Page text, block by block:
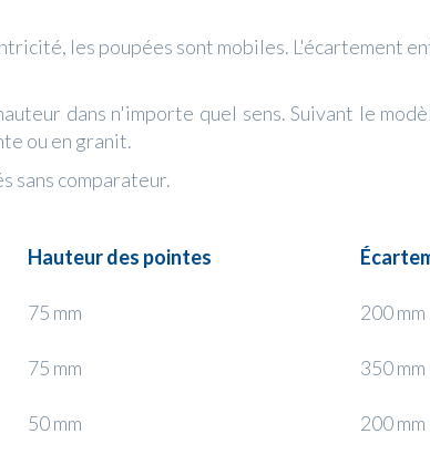
les poupées sont mobiles. L'écartement
dans n'importe quel sens. Suivant le
ou en granit.
sans comparateur.
Hauteur des pointes
75 mm 200 mm
75 mm 350 mm
50 mm 200 mm